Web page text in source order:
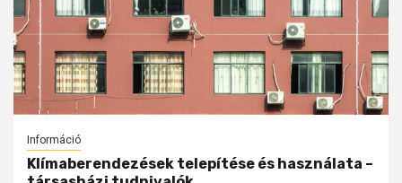
Információ
Klímaberendezések telepítése és használata –